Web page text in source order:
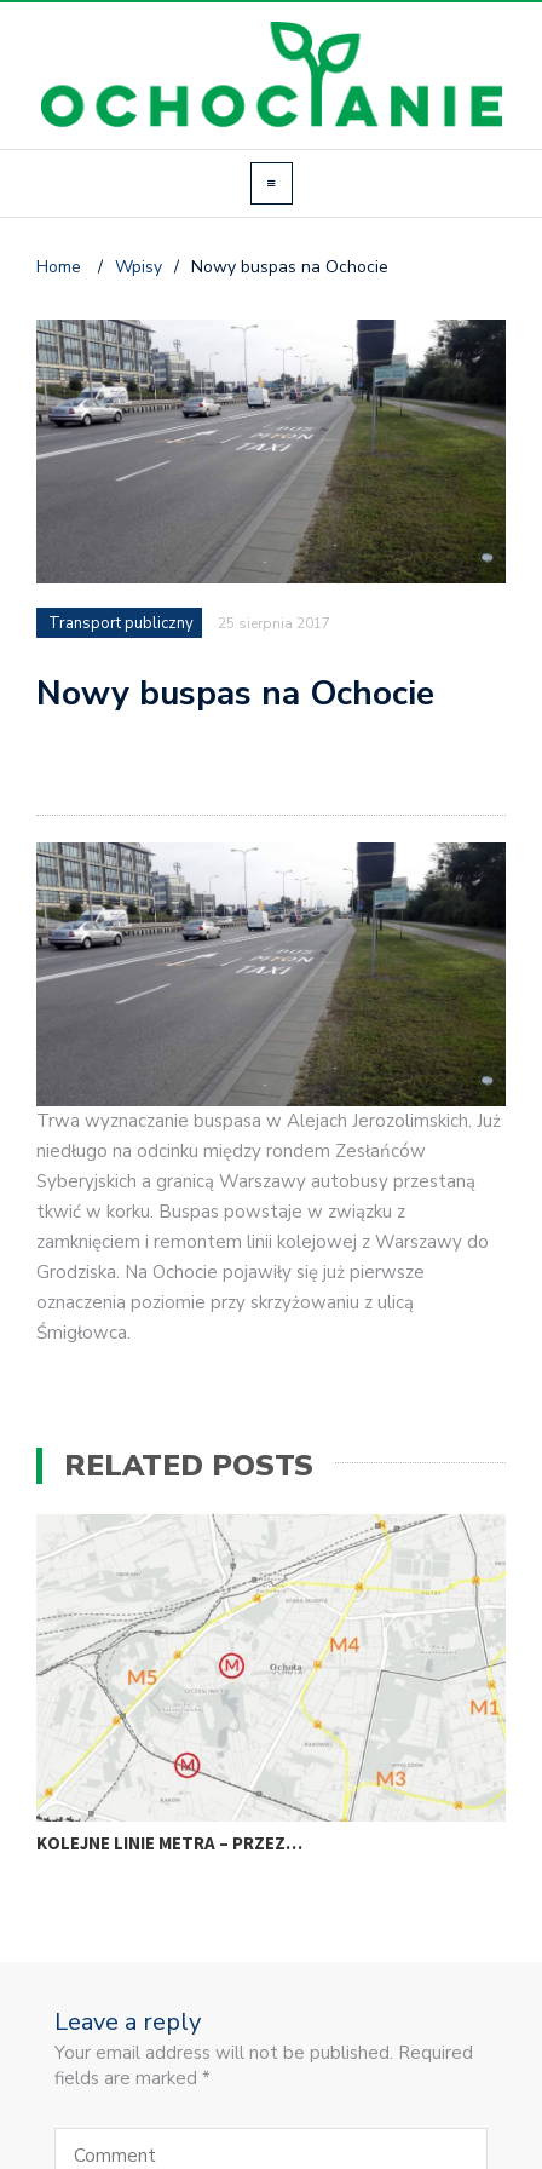
Home / Wpisy / Nowy buspas na Ochocie
Transport publiczny 25 sierpnia 2017
Nowy buspas na Ochocie
Trwa wyznaczanie buspasa w Alejach Jerozolimskich. Już
niedługo na odcinku między rondem Zesłańców
Syberyjskich a granicą Warszawy autobusy przestaną
tkwić w korku. Buspas powstaje w związku z
zamknięciem i remontem linii kolejowej z Warszawy do
Grodziska. Na Ochocie pojawiły się już pierwsze
oznaczenia poziomie przy skrzyżowaniu z ulicą
Śmigłowca.
RELATED POSTS
KOLEJNE LINIE METRA – PRZEZ…
Leave a reply
Your email address will not be published. Required
fields are marked *